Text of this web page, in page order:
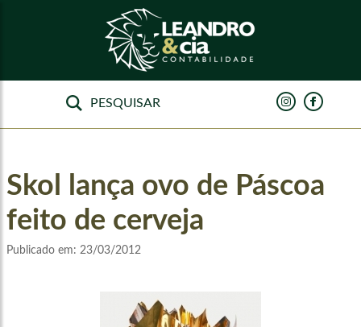
Skol lança ovo de Páscoa
feito de cerveja
Publicado em: 23/03/2012